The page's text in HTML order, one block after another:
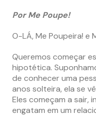
Por Me Poupe!
O-LÁ, Me Poupeira! e
Queremos começar
hipotética.
de conhecer uma
anos solteira, ela se
Eles começam a sair,
engatam em um